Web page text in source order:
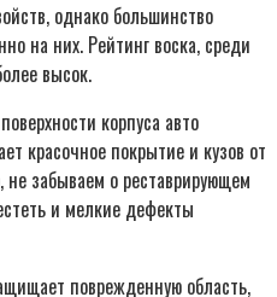
однако большинство
на них. Рейтинг воска, среди
высок.
корпуса авто
красочное покрытие и кузов от
забываем о реставрирующем
и мелкие дефекты
поврежденную область,